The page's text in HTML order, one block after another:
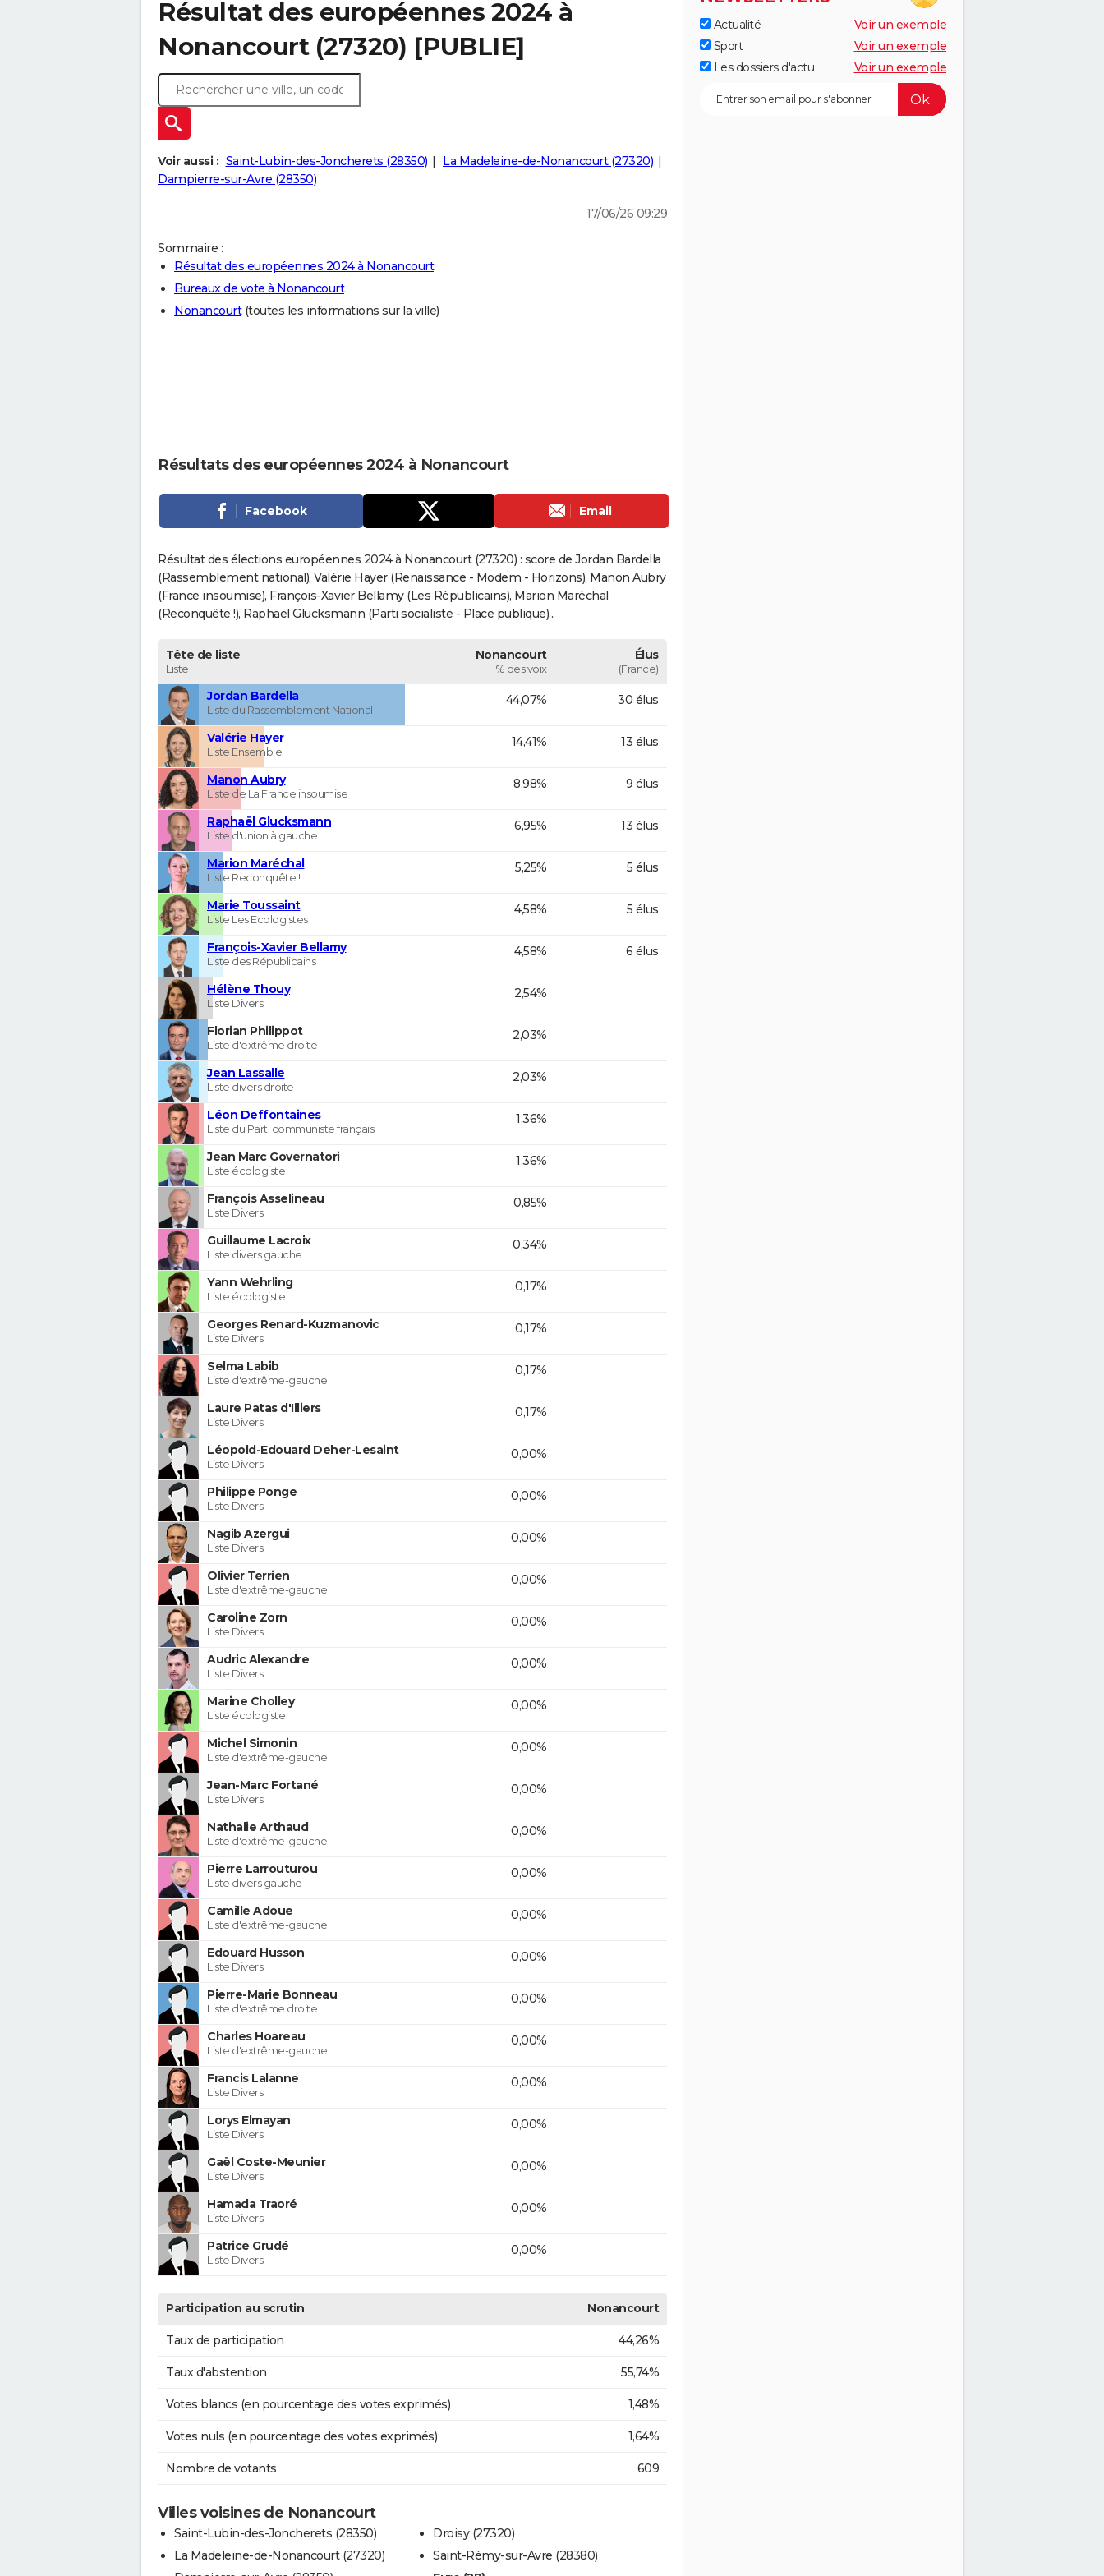
Résultat des européennes 2024 à
Nonancourt (27320) [PUBLIE]
Voir aussi : Saint-Lubin-des-Joncherets (28350)
La Madeleine-de-Nonancourt (27320)
Dampierre-sur-Avre (28350)
17/06/26 09:29
Sommaire :
Résultat des européennes 2024 à Nonancourt
Bureaux de vote à Nonancourt
Nonancourt(toutes les informations sur la ville)
Résultats des européennes 2024 à Nonancourt
Facebook Email
Résultat des élections européennes 2024 à Nonancourt (27320) : score de Jordan Bardella
(Rassemblement national), Valérie Hayer (Renaissance - Modem - Horizons), Manon Aubry
(France insoumise), François-Xavier Bellamy (Les Républicains), Marion Maréchal
(Reconquête !), Raphaël Glucksmann (Parti socialiste - Place publique)...
Tête de liste
Liste
Nonancourt
% des voix
Élus
(France)
Jordan Bardella
Liste du Rassemblement National
44,07% 30 élus
Valérie Hayer
Liste Ensemble
14,41% 13 élus
Manon Aubry
Liste de La France insoumise
8,98% 9 élus
Raphaël Glucksmann
Liste d'union à gauche
6,95% 13 élus
Marion Maréchal
Liste Reconquête !
5,25% 5 élus
Marie Toussaint
Liste Les Ecologistes
4,58% 5 élus
François-Xavier Bellamy
Liste des Républicains
4,58% 6 élus
Hélène Thouy
Liste Divers
2,54%
Florian Philippot
Liste d'extrême droite
2,03%
Jean Lassalle
Liste divers droite
2,03%
Léon Deffontaines
Liste du Parti communiste français
1,36%
Jean Marc Governatori
Liste écologiste
1,36%
François Asselineau
Liste Divers
0,85%
Guillaume Lacroix
Liste divers gauche
0,34%
Yann Wehrling
Liste écologiste
0,17%
Georges Renard-Kuzmanovic
Liste Divers
0,17%
Selma Labib
Liste d'extrême-gauche
0,17%
Laure Patas d'Illiers
Liste Divers
0,17%
Léopold-Edouard Deher-Lesaint
Liste Divers
0,00%
Philippe Ponge
Liste Divers
0,00%
Nagib Azergui
Liste Divers
0,00%
Olivier Terrien
Liste d'extrême-gauche
0,00%
Caroline Zorn
Liste Divers
0,00%
Audric Alexandre
Liste Divers
0,00%
Marine Cholley
Liste écologiste
0,00%
Michel Simonin
Liste d'extrême-gauche
0,00%
Jean-Marc Fortané
Liste Divers
0,00%
Nathalie Arthaud
Liste d'extrême-gauche
0,00%
Pierre Larrouturou
Liste divers gauche
0,00%
Camille Adoue
Liste d'extrême-gauche
0,00%
Edouard Husson
Liste Divers
0,00%
Pierre-Marie Bonneau
Liste d'extrême droite
0,00%
Charles Hoareau
Liste d'extrême-gauche
0,00%
Francis Lalanne
Liste Divers
0,00%
Lorys Elmayan
Liste Divers
0,00%
Gaël Coste-Meunier
Liste Divers
0,00%
Hamada Traoré
Liste Divers
0,00%
Patrice Grudé
Liste Divers
0,00%
Participation au scrutin Nonancourt
Taux de participation 44,26%
Taux d'abstention 55,74%
Votes blancs (en pourcentage des votes exprimés) 1,48%
Votes nuls (en pourcentage des votes exprimés) 1,64%
Nombre de votants 609
Villes voisines de Nonancourt
Saint-Lubin-des-Joncherets (28350)
La Madeleine-de-Nonancourt (27320)
Droisy (27320)
Saint-Rémy-sur-Avre (28380)
Actualité
Voir un exemple
Sport
Voir un exemple
Les dossiers d'actu
Voir un exemple